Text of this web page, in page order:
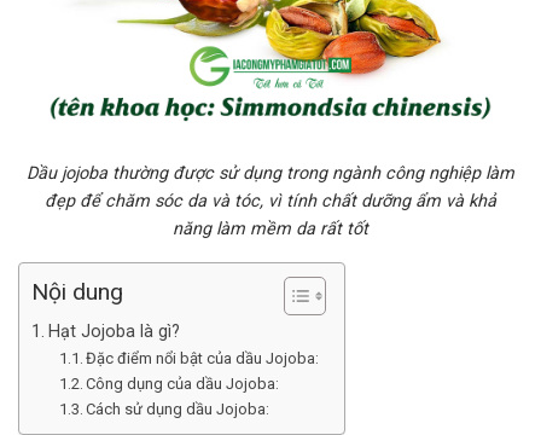
Dầu jojoba thường được sử dụng trong ngành công nghiệp làm
đẹp để chăm sóc da và tóc, vì tính chất dưỡng ẩm và khả
năng làm mềm da rất tốt
Nội dung
Hạt Jojoba là gì?
Đặc điểm nổi bật của dầu Jojoba:
Công dụng của dầu Jojoba:
Cách sử dụng dầu Jojoba: